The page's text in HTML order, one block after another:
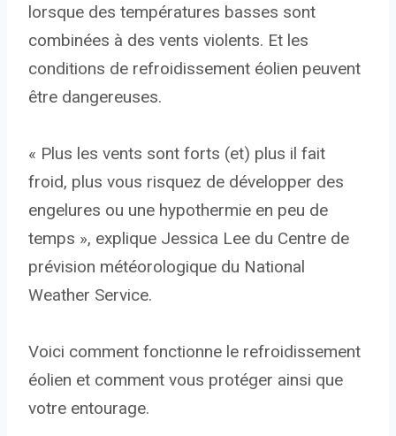
lorsque des températures basses sont
combinées à des vents violents. Et les
conditions de refroidissement éolien peuvent
être dangereuses.
« Plus les vents sont forts (et) plus il fait
froid, plus vous risquez de développer des
engelures ou une hypothermie en peu de
temps », explique Jessica Lee du Centre de
prévision météorologique du National
Weather Service.
Voici comment fonctionne le refroidissement
éolien et comment vous protéger ainsi que
votre entourage.